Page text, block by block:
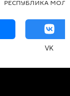
РЕСПУБЛИКА
VK